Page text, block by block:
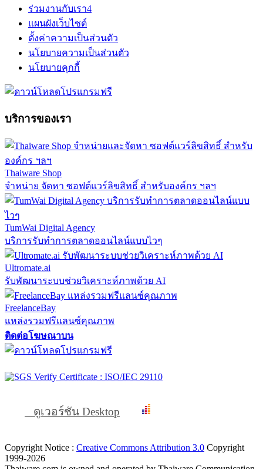
ร่วมงานกับเรา4
แผนผังเว็บไซต์
ตั้งค่าความเป็นส่วนตัว
นโยบายความเป็นส่วนตัว
นโยบายคุกกี้
บริการของเรา
Thaiware Shop
จำหน่าย จัดหา ซอฟต์แวร์ลิขสิทธิ์ สำหรับองค์กร ฯลฯ
TumWai Digital Agency
บริการรับทำการตลาดออนไลน์แบบไวๆ
Ultromate.ai
รับพัฒนาระบบช่วยวิเคราะห์ภาพด้วย AI
FreelanceBay
แหล่งรวมฟรีแลนซ์คุณภาพ
ติดต่อโฆษณาบน
ดูเวอร์ชัน Desktop
Copyright Notice : Creative Commons Attribution 3.0 Copyright
1999-2026